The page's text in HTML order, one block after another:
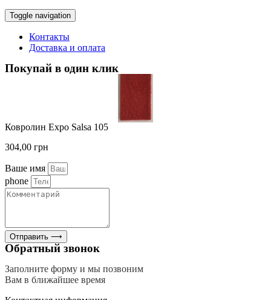
Toggle navigation
Контакты
Доставка и оплата
Покупай в один клик
Ковролин Expo Salsa 105
304,00 грн
Ваше имя
phone
Отправить ⟶
Обратный звонок
Заполните форму и мы позвоним
Вам в ближайшее время